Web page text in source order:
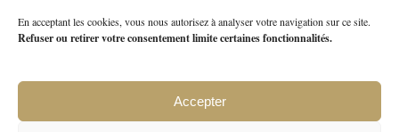
En acceptant les cookies, vous nous autorisez à analyser votre navigation sur ce site.
Refuser ou retirer votre consentement limite certaines fonctionnalités.
Accepter
Petit Bivouac
évaluation du produit 4.89 / 5 2739 avis
L’ensemble des photographies et créations graphiques présentées sur ce site et sur nos